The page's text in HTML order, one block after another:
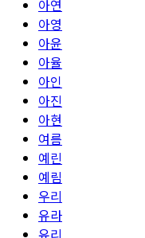
아연
아영
아윤
아율
아인
아진
아현
여름
예린
예림
우리
유라
유리